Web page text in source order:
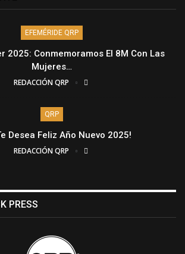
EFEMÉRIDE QRP
2025: Conmemoramos El 8M Con Las
Mujeres…
REDACCIÓN QRP
QRP
Desea Feliz Año Nuevo 2025!
REDACCIÓN QRP
PRESS